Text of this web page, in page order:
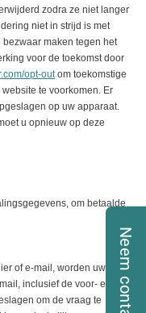
zodra ze niet langer
niet in strijd is met
maken tegen het
voor de toekomst door
opt-outom toekomstige
te voorkomen. Er
op uw apparaat.
u opnieuw op deze
om betaalde
of e-mail, worden uw
inclusief de voor- en
om de vraag te